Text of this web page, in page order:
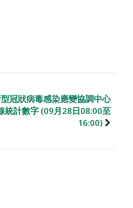
冠狀病毒感染應變協調中心
統計數字 (09月28日08:00至
16:00)